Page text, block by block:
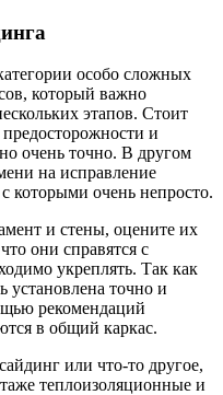
особо сложных
который важно
этапов. Стоит
предосторожности и
очень точно. В другом
на исправление
которыми очень непросто.
и стены, оцените их
они справятся с
укреплять. Так как
установлена точно и
рекомендаций
в общий каркас.
или что-то другое,
теплоизоляционные и